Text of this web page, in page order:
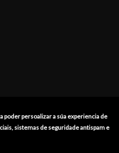
poder persoalizar a súa experiencia de
sistemas de seguridade antispam e